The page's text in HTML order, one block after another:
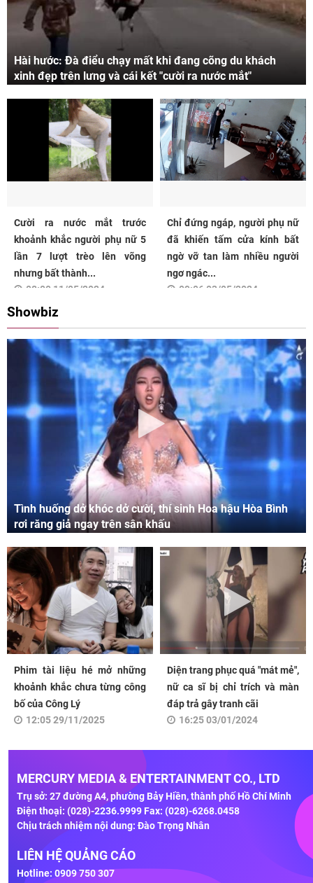
Hài hước: Đà điểu chạy mất khi đang cõng du khách
xinh đẹp trên lưng và cái kết "cười ra nước mắt"
Cười ra nước mắt trước
khoảnh khắc người phụ nữ 5
lần 7 lượt trèo lên võng
nhưng bất thành...
08:00 11/05/2024
Chỉ đứng ngáp, người phụ nữ
đã khiến tấm cửa kính bất
ngờ vỡ tan làm nhiều người
ngơ ngác...
09:06 03/05/2024
Showbiz
Tình huống dở khóc dở cười, thí sinh Hoa hậu Hòa Bình
rơi răng giả ngay trên sân khấu
Phim tài liệu hé mở những
khoảnh khắc chưa từng công
bố của Công Lý
12:05 29/11/2025
Diện trang phục quá "mát mẻ",
nữ ca sĩ bị chỉ trích và màn
đáp trả gây tranh cãi
16:25 03/01/2024
MERCURY MEDIA & ENTERTAINMENT CO., LTD
Trụ sở: 27 đường A4, phường Bảy Hiền, thành phố Hồ Chí Minh
Điện thoại: (028)-2236.9999 Fax: (028)-6268.0458
Chịu trách nhiệm nội dung: Đào Trọng Nhân
LIÊN HỆ QUẢNG CÁO
Hotline: 0909 750 307